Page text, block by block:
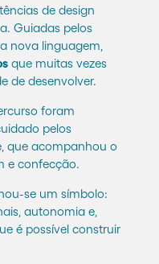
de design
Guiadas pelos
nova linguagem,
que muitas vezes
de desenvolver.
foram
pelos
que acompanhou o
e confecção.
se um símbolo:
autonomia e,
é possível construir